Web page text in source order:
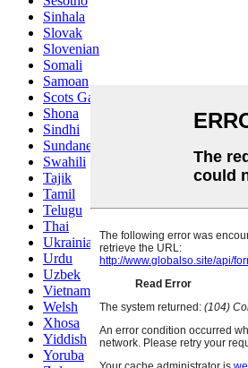
Sinhala
Slovak
Slovenian
Somali
Samoan
Scots Gaelic
Shona
Sindhi
Sundanese
Swahili
Tajik
Tamil
Telugu
Thai
Ukrainian
Urdu
Uzbek
Vietnamese
Welsh
Xhosa
Yiddish
Yoruba